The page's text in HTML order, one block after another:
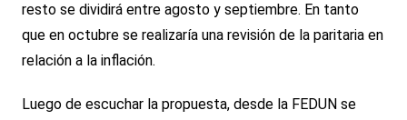
resto se dividirá entre agosto y septiembre. En tanto
que en octubre se realizaría una revisión de la paritaria en
relación a la inflación.
Luego de escuchar la propuesta, desde la FEDUN se